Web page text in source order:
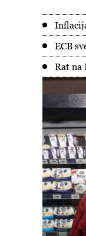
ECB
Rat na